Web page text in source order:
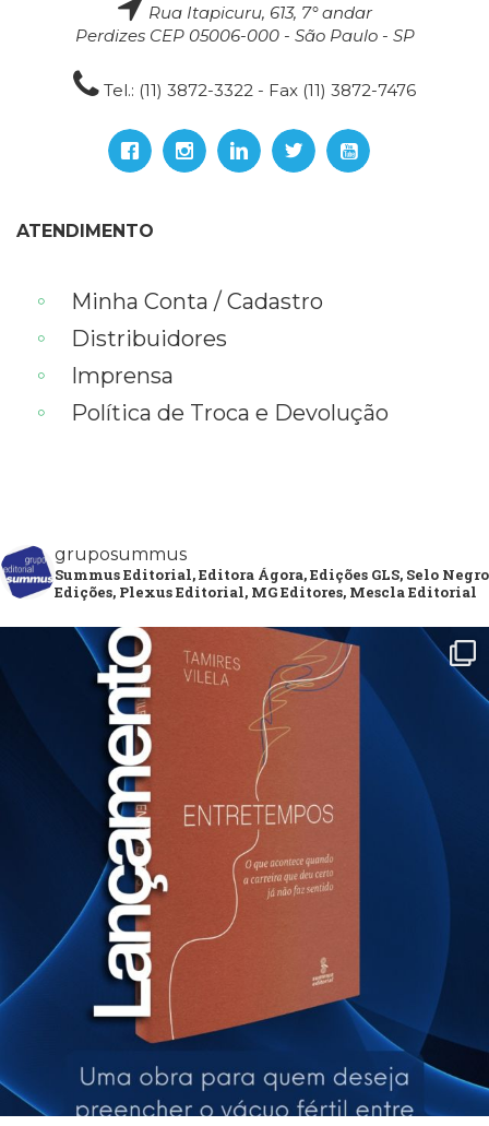
Rua Itapicuru, 613, 7° andar
Perdizes CEP 05006-000 - São Paulo - SP
Tel.: (11) 3872-3322 - Fax (11) 3872-7476
ATENDIMENTO
Minha Conta / Cadastro
Distribuidores
Imprensa
Política de Troca e Devolução
gruposummus
Summus Editorial, Editora Ágora, Edições GLS, Selo Negro
Edições, Plexus Editorial, MG Editores, Mescla Editorial